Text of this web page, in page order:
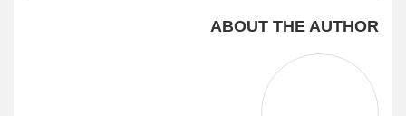
ABOUT THE AUTHOR